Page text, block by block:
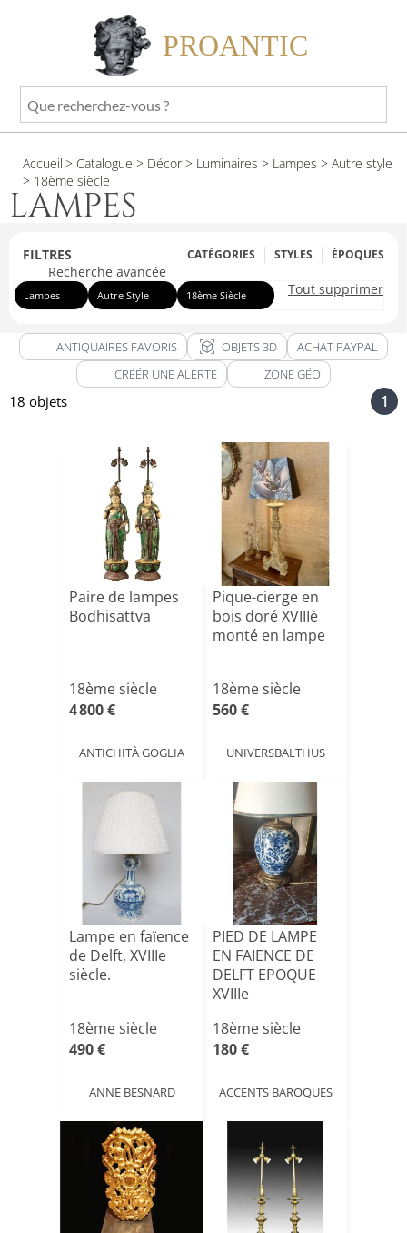
PROANTIC
Que
recherchez-
?
Accueil > Catalogue > Décor> Luminaires > Lampes > Autre style
> 18ème siècle
LAMPES
FILTRES CATÉGORIES STYLES ÉPOQUES
Recherche avancée
Tout supprimer
Lampes Autre Style 18ème Siècle
ANTIQUAIRES FAVORIS view_in_ar OBJETS 3D
ACHAT PAYPAL
CRÉÉR UNE ALERTE
ZONE GÉO
18 objets 1
Paire de lampes
Bodhisattva
18ème siècle
4 800 €
ANTICHITÀ GOGLIA
Pique-cierge en
bois doré XVIIIè
monté en lampe
18ème siècle
560 €
UNIVERSBALTHUS
Lampe en faïence
de Delft, XVIIIe
siècle.
18ème siècle
490 €
ANNE BESNARD
PIED DE LAMPE
EN FAIENCE DE
DELFT EPOQUE
XVIIIe
18ème siècle
180 €
ACCENTS BAROQUES